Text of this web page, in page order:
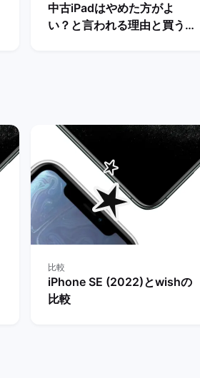
中古iPadはやめた方がよ
い？と言われる理由と買う際
比較
iPhone SE (2022)とwishの
比較